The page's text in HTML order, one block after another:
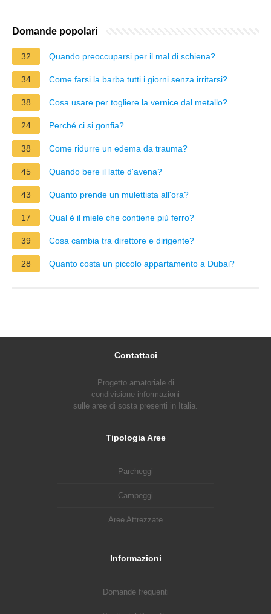
Domande popolari
32 Quando preoccuparsi per il mal di schiena?
34 Come farsi la barba tutti i giorni senza irritarsi?
38 Cosa usare per togliere la vernice dal metallo?
24 Perché ci si gonfia?
38 Come ridurre un edema da trauma?
45 Quando bere il latte d'avena?
43 Quanto prende un mulettista all'ora?
17 Qual è il miele che contiene più ferro?
39 Cosa cambia tra direttore e dirigente?
28 Quanto costa un piccolo appartamento a Dubai?
Contattaci
Progetto amatoriale di
condivisione informazioni
sulle aree di sosta presenti in Italia.
Tipologia Aree
Parcheggi
Campeggi
Aree Attrezzate
Informazioni
Domande frequenti